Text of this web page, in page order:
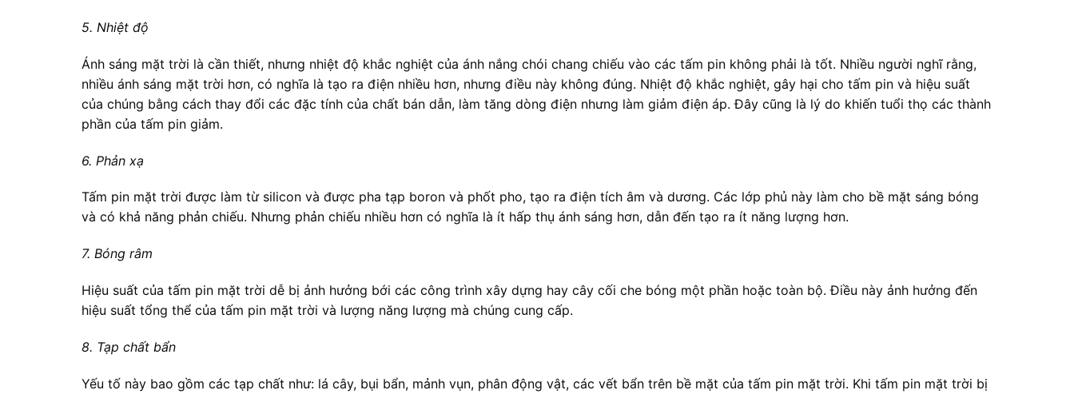
5. Nhiệt độ
Ánh sáng mặt trời là cần thiết, nhưng nhiệt độ khắc nghiệt của ánh nắng chói chang chiếu vào các tấm pin không phải là tốt. Nhiều người nghĩ rằng,
nhiều ánh sáng mặt trời hơn, có nghĩa là tạo ra điện nhiều hơn, nhưng điều này không đúng. Nhiệt độ khắc nghiệt, gây hại cho tấm pin và hiệu suất
của chúng bằng cách thay đổi các đặc tính của chất bán dẫn, làm tăng dòng điện nhưng làm giảm điện áp. Đây cũng là lý do khiến tuổi thọ các thành
phần của tấm pin giảm.
6. Phản xạ
Tấm pin mặt trời được làm từ silicon và được pha tạp boron và phốt pho, tạo ra điện tích âm và dương. Các lớp phủ này làm cho bề mặt sáng bóng
và có khả năng phản chiếu. Nhưng phản chiếu nhiều hơn có nghĩa là ít hấp thụ ánh sáng hơn, dẫn đến tạo ra ít năng lượng hơn.
7. Bóng râm
Hiệu suất của tấm pin mặt trời dễ bị ảnh hưởng bới các công trình xây dựng hay cây cối che bóng một phần hoặc toàn bộ. Điều này ảnh hưởng đến
hiệu suất tổng thể của tấm pin mặt trời và lượng năng lượng mà chúng cung cấp.
8. Tạp chất bẩn
Yếu tố này bao gồm các tạp chất như: lá cây, bụi bẩn, mảnh vụn, phân động vật, các vết bẩn trên bề mặt của tấm pin mặt trời. Khi tấm pin mặt trời bị